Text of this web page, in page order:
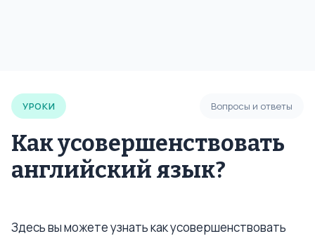
УРОКИ Вопросы и ответы
Как усовершенствовать
английский язык?
Здесь вы можете узнать как усовершенствовать